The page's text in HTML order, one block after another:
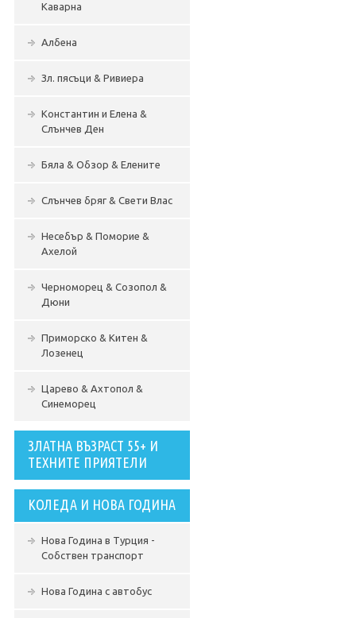
Каварна
Албена
Зл. пясъци & Ривиера
Константин и Елена &
Слънчев Ден
Бяла & Обзор & Елените
Слънчев бряг & Свети Влас
Несебър & Поморие &
Ахелой
Черноморец & Созопол &
Дюни
Приморско & Китен &
Лозенец
Царево & Ахтопол &
Синеморец
ЗЛАТНА ВЪЗРАСТ 55+ И
ТЕХНИТЕ ПРИЯТЕЛИ
КОЛЕДА И НОВА ГОДИНА
Нова Година в Турция -
Собствен транспорт
Нова Година с автобус